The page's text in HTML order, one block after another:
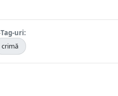
Tag-uri:
crimă